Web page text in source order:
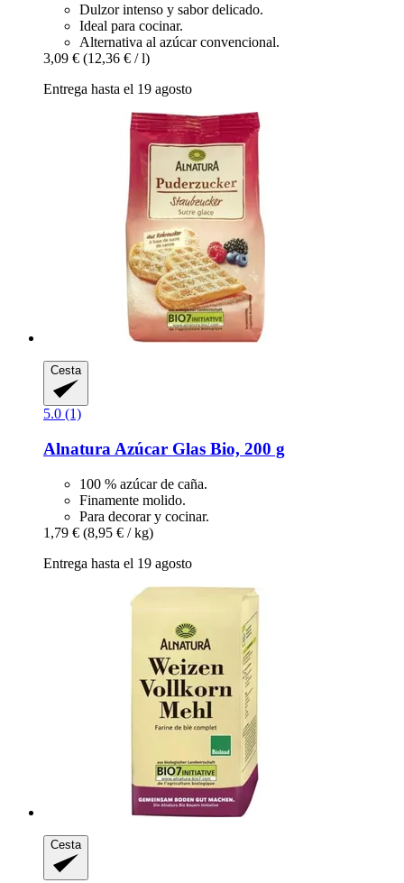
Dulzor intenso y sabor delicado.
Ideal para cocinar.
Alternativa al azúcar convencional.
3,09 € (12,36 € / l)
Entrega hasta el 19 agosto
Cesta
5.0 (1)
Alnatura Azúcar Glas Bio, 200 g
100 % azúcar de caña.
Finamente molido.
Para decorar y cocinar.
1,79 € (8,95 € / kg)
Entrega hasta el 19 agosto
Cesta